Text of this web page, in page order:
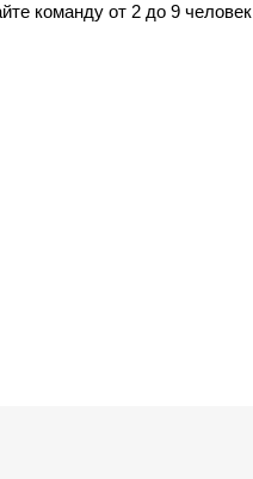
команду от 2 до 9